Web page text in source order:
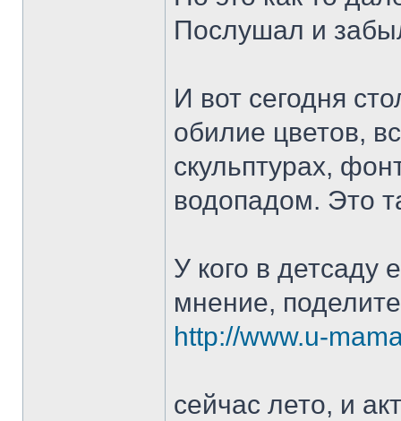
Послушал и
И вот сегодня
обилие цветов,
скульптурах,
водопадом. Это
У кого в детсаду
мнение,
http://www.u-
сейчас лето, и